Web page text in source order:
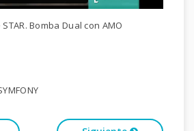
Bomba Dual con AMO